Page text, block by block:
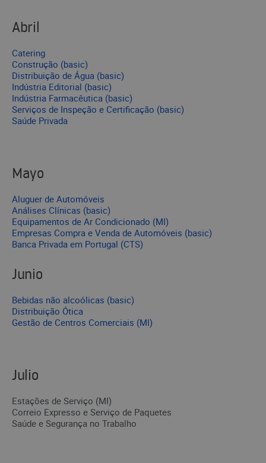
Abril
Catering
Construção (basic)
Distribuição de Água (basic)
Indústria Editorial (basic)
Indústria Farmacêutica (basic)
Serviços de Inspeção e Certificação (basic)
Saúde Privada
Mayo
Aluguer de Automóveis
Análises Clínicas (basic)
Equipamentos de Ar Condicionado (MI)
Empresas Compra e Venda de Automóveis (basic)
Banca Privada em Portugal (CTS)
Junio
Bebidas não alcoólicas (basic)
Distribuição Ótica
Gestão de Centros Comerciais (MI)
Julio
Estações de Serviço (MI)
Correio Expresso e Serviço de Paquetes
Saúde e Segurança no Trabalho